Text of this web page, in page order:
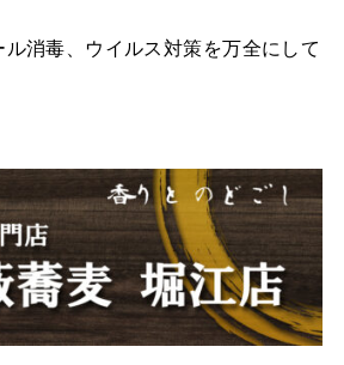
消毒、ウイルス対策を万全にして